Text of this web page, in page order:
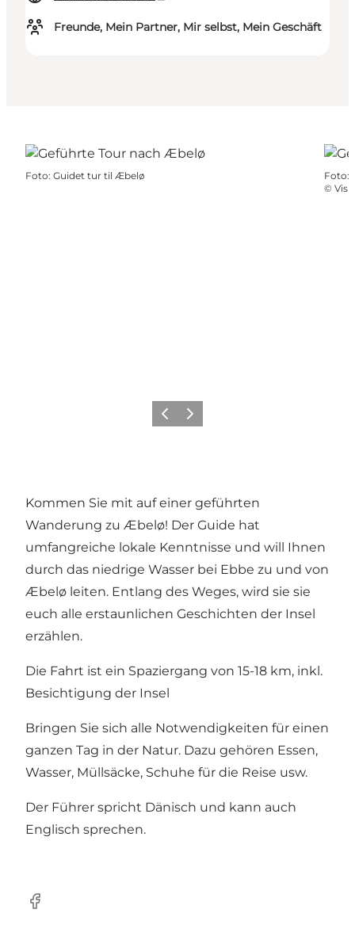
Freunde, Mein Partner, Mir selbst, Mein Geschäft
Foto: Guidet tur til Æbelø Foto:
©
Vorherige Folie
Nächste Folie
Kommen Sie mit auf einer geführten
Wanderung zu Æbelø! Der Guide hat
umfangreiche lokale Kenntnisse und will Ihnen
durch das niedrige Wasser bei Ebbe zu und von
Æbelø leiten. Entlang des Weges, wird sie sie
euch alle erstaunlichen Geschichten der Insel
erzählen.
Die Fahrt ist ein Spaziergang von 15-18 km, inkl.
Besichtigung der Insel
Bringen Sie sich alle Notwendigkeiten für einen
ganzen Tag in der Natur. Dazu gehören Essen,
Wasser, Müllsäcke, Schuhe für die Reise usw.
Der Führer spricht Dänisch und kann auch
Englisch sprechen.
Facebook